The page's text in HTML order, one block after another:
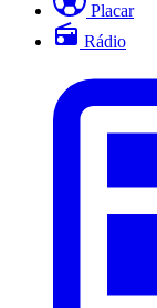
Placar
Rádio